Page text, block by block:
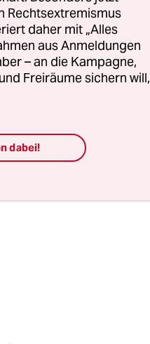
Rechtsextremismus
daher mit „Alles
aus Anmeldungen
– an die Kampagne,
Freiräume sichern will,
dabei!